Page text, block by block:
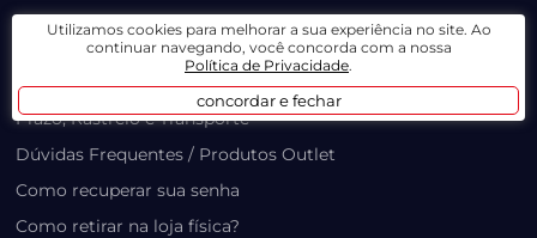
LOJA VIRTUAL
Lista de Desejos
Prazo, Rastreio e Transporte
Dúvidas Frequentes / Produtos Outlet
Como recuperar sua senha
Como retirar na loja física?
Utilizamos cookies para melhorar a sua experiência no site. Ao
continuar navegando, você concorda com a nossa
Política de Privacidade.
concordar e fechar